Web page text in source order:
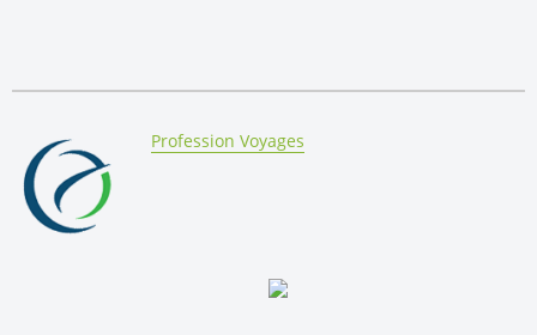
By:
Profession Voyages